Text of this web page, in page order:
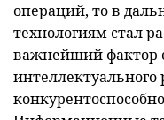
операций, то в
технологиям стал
важнейший фактор
интеллектуального